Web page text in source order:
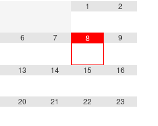
1
2
6 7 8 9
13 14 15 16
20 21 22 23